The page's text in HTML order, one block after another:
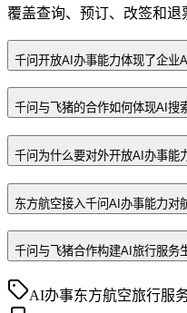
覆盖查询、预订、改签和退
千问开放AI办事能力体现了企业
千问与飞猪的合作如何体现AI搜
千问为什么要对外开放AI办事能
东方航空接入千问AI办事能力对
千问与飞猪合作构建AI旅行服务
AI办事东方航空旅行服